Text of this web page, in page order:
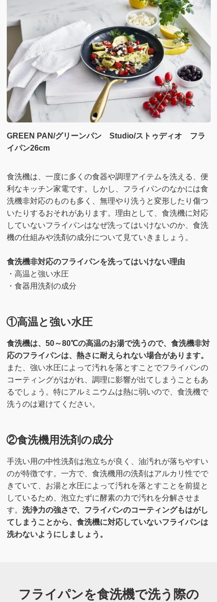
GREEN PAN/グリーンパン Studio/ストゥディオ フラ
イパン26cm
食洗機は、一度に多くの食器や調理アイテムを洗える、便
利なキッチン家電です。しかし、フライパンのなかには食
洗機非対応のものも多く、無理やり洗うと変形したり傷つ
いたりするおそれがあります。理由として、食洗機に対応
していないフライパンはなぜ洗ってはいけないのか、食洗
機の仕組みや洗剤の成分について見ていきましょう。
食洗機非対応のフライパンを洗ってはいけない理由
・高温と強い水圧
・食器用洗剤の成分
①高温と強い水圧
食洗機は、50～80℃の高温のお湯で洗うので、食洗機非対
応のフライパンは、熱さに耐えられない場合があります。
また、強い水圧によって汚れを落とすことでフライパンの
コーティングがはがれ、調理に影響が出てしまうこともあ
るでしょう。特にアルミニウムは熱に弱いので、食洗機で
洗うのは避けてください。
②食洗機用洗剤の成分
手洗い用の中性洗剤は泡立ちが良く、油汚れが落ちやすい
のが特徴です。一方で、食洗機用の洗剤はアルカリ性でで
きていて、お湯と水圧によって汚れを落とすことを前提と
しているため、泡立たずに酵素の力で汚れを分解させま
す。 洗浄力の強さで、フライパンのコーティングもはがし
てしまうことから、食洗機に対応していないフライパンは
洗わないようにしましょう。
フライパンを食洗機で洗う際の